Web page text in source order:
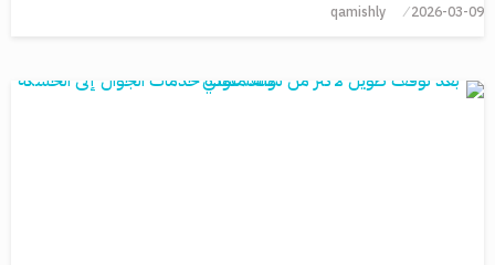
2026-03-09
qamishly